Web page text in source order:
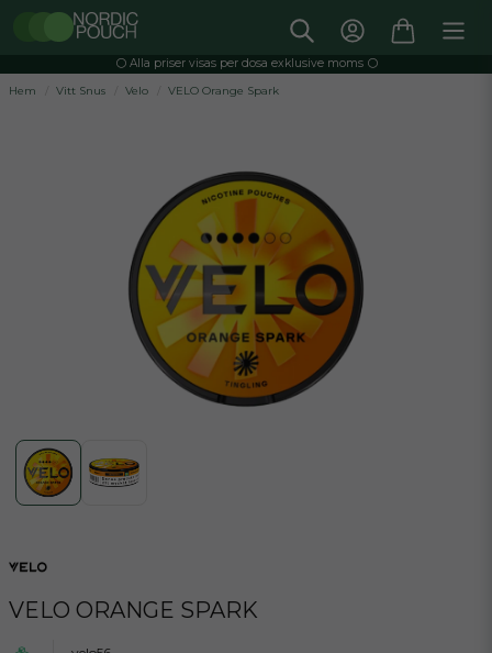
⚪️ Alla priser visas per dosa exklusive moms ⚪️
Hem
Vitt Snus Velo VELO Orange Spark
VELO ORANGE SPARK